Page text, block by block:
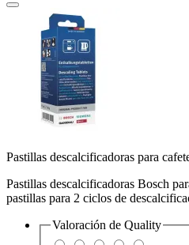
Pastillas descalcificadoras para
Pastillas descalcificadoras Bosch
pastillas para 2 ciclos de
Valoración de Quality